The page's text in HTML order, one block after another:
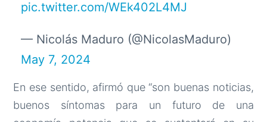
pic.twitter.com/WEk402L4MJ
— Nicolás Maduro (@NicolasMaduro)
May 7, 2024
En ese sentido, afirmó que “son buenas noticias,
buenos síntomas para un futuro de una